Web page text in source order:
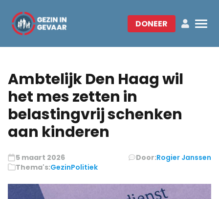
DONEER
Ambtelijk Den Haag wil
het mes zetten in
belastingvrij schenken
aan kinderen
5 maart 2026 Door:Rogier Janssen
Thema's:GezinPolitiek